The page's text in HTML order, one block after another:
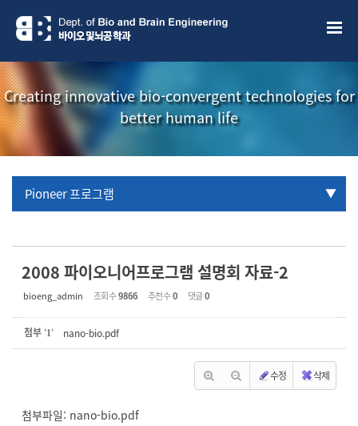
Creating innovative bio-convergent technologies for
better human life
Pioneer 프로그램
학부생 국제학술대회 참관프로그램
2008 파이오니어프로그램 설명회 자료-2
bioeng_admin 조회 수9866 추천 수0 댓글0
첨부 '1' nano-bio.pdf
수정 삭제
첨부파일: nano-bio.pdf